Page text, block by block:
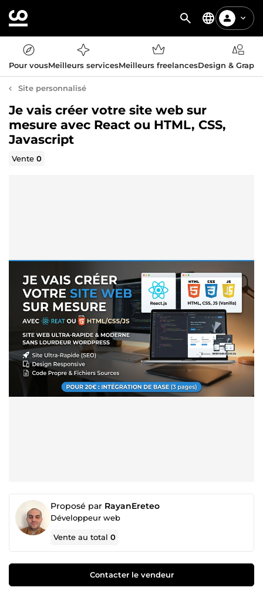
Pour vousMeilleurs servicesMeilleurs freelancesDesign &
Site personnalisé
Je vais créer votre site web sur
mesure avec React ou HTML, CSS,
Javascript
Vente0
Proposé par RayanEreteo
Développeur web
Vente au total0
Contacter le vendeur